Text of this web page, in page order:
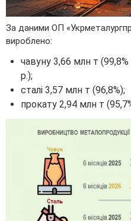
За даними ОП
вироблено:
чавуну 3,66 млн т
р.);
сталі 3,57 млн т (96,8%);
прокату 2,94 млн т